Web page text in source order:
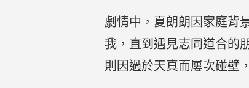
劇情中，夏朗朗因家庭背
我，直到遇見志同道合的
則因過於天真而屢次碰壁